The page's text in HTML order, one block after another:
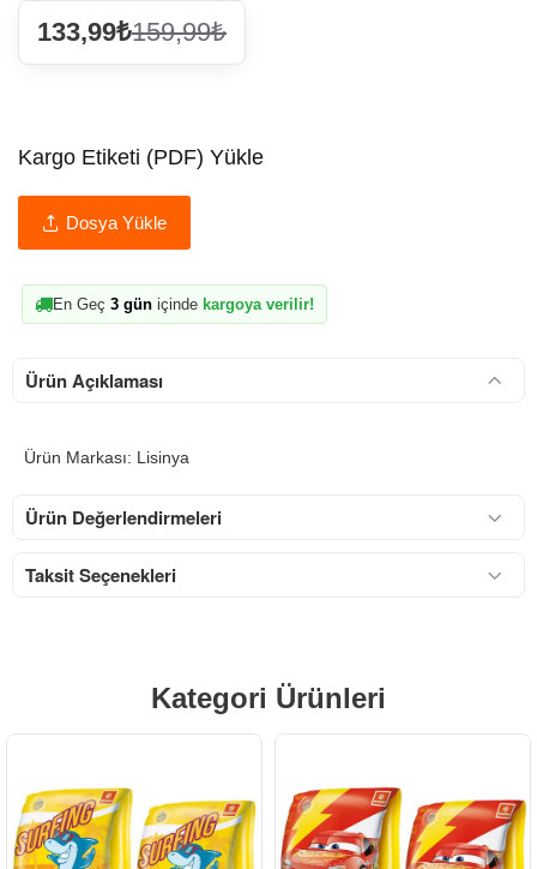
133,99₺159,99₺
Kargo Etiketi (PDF) Yükle
Dosya Yükle
En Geç 3 gün içinde kargoya verilir!
Ürün Açıklaması
Ürün Markası: Lisinya
Ürün Değerlendirmeleri
Taksit Seçenekleri
Kategori Ürünleri